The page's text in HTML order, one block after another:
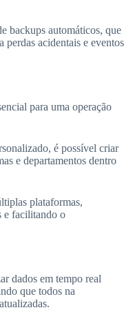
backups automáticos, que
acidentais e eventos
para uma operação
é possível criar
e departamentos dentro
plataformas,
e facilitando o
dados em tempo real
que todos na